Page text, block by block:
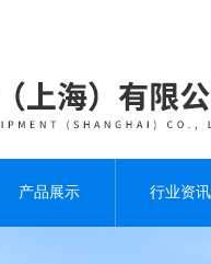
产品展示 行业资讯